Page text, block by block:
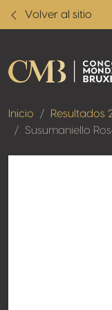
Volver al sitio
Inicio Resultados
Susumaniello